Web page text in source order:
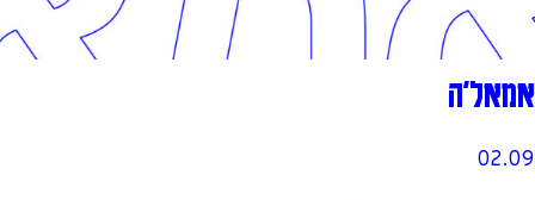
אמאל'ה
02.09